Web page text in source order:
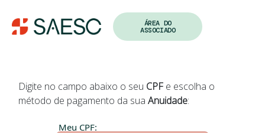
ÁREA DO
ASSOCIADO
Digite no campo abaixo o seu CPF e escolha o
método de pagamento da suaAnuidade:
Meu CPF: